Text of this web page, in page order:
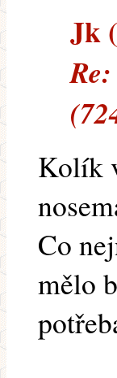
Jk
Kolík
Co
mělo